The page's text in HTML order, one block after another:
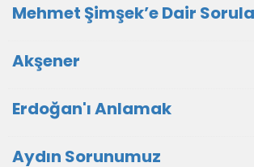
Mehmet Şimşek’e Dair
Akşener
Erdoğan'ı Anlamak
Aydın Sorunumuz